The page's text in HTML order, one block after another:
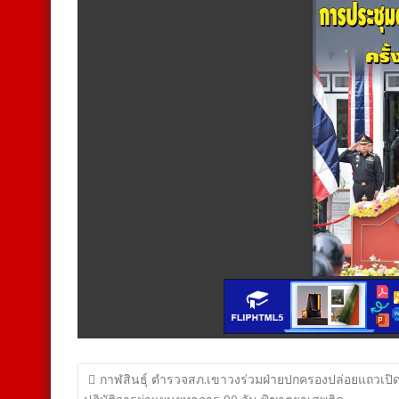
แนะแนว
กาฬสินธุ์ ตำรวจสภ.เขาวงร่วมฝ่ายปกครองปล่อยแถวเปิ